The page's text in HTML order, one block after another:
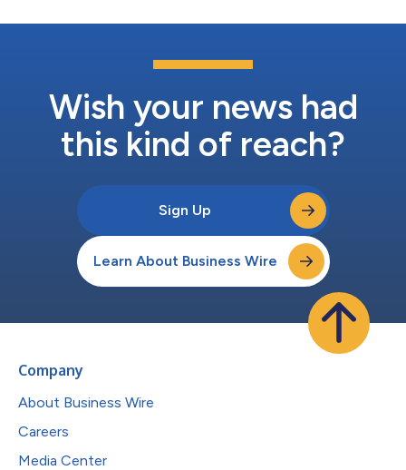
誉，能将Denali在寡核苷酸、mRNA和脂质体方面的专长加入到
司不断发展壮大的优势，继续推动创新，为我们的客户和利益相关
者创造持久的价值。” Denali首席执行官蒙敏博士表示：“Denali团
Wish your news had
this kind of reach?
Sign Up
Learn About Business Wire
Company
About Business Wire
Careers
Media Center